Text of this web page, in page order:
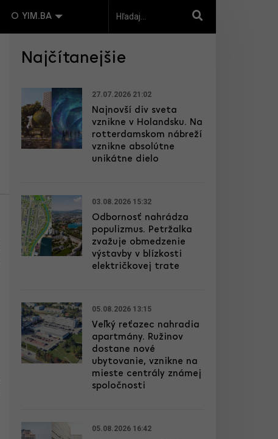
O YIM.BA
Najčítanejšie
27.07.2026 21:02
Najnovší div sveta
vznikne v Holandsku. Na
rotterdamskom nábreží
vznikne absolútne
unikátne dielo
03.08.2026 15:32
Odbornosť nahrádza
populizmus. Petržalka
zvažuje obmedzenie
výstavby v blízkosti
električkovej trate
05.08.2026 13:15
Veľký reťazec nahradia
apartmány. Ružinov
dostane nové
ubytovanie, vznikne na
mieste centrály známej
spoločnosti
05.08.2026 16:42